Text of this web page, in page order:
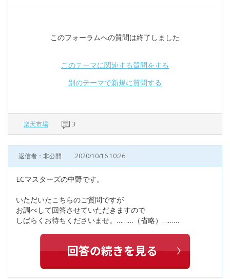
このフォーラムへの質問は終了しました
このテーマに関連する質問をする
別のテーマで新規に質問する
楽天市場 3
返信者：非公開 2020/10/16 10:26
ECマスターズの中野です。
いただいたこちらのご質問ですが
お調べして回答させていただきますので
しばらくお待ちくださいませ。………（省略）………